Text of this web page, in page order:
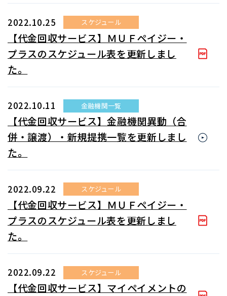
2022.10.25 スケジュール
【代金回収サービス】ＭＵＦペイジー・
プラスのスケジュール表を更新しまし
た。
2022.10.11 金融機関一覧
【代金回収サービス】金融機関異動（合
併・譲渡）・新規提携一覧を更新しまし
た。
2022.09.22 スケジュール
【代金回収サービス】ＭＵＦペイジー・
プラスのスケジュール表を更新しまし
た。
2022.09.22 スケジュール
【代金回収サービス】マイペイメントの